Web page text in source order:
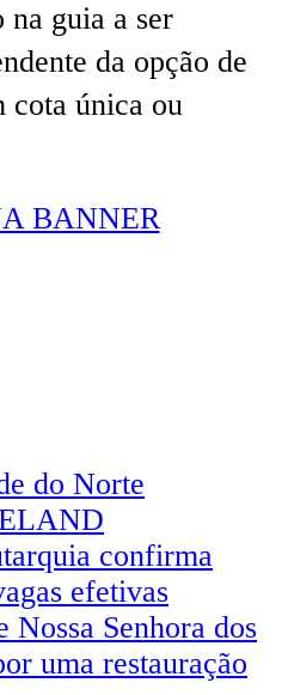
guia a ser
da opção de
cota única ou
do Norte
confirma
efetivas
Nossa Senhora dos
uma restauração